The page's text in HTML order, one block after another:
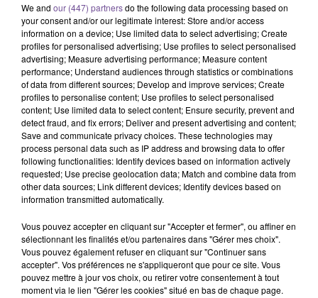
Une société du côté de Saint-Viance
recherche un Assistant Ressources
Humaines (H/F).
Une société du côté de Saint-Viance recherche un Assistant
Ressources Humaines (H/F). Vous devrez accompagner la
gestion du temps des salariés et tenir à jour le logiciel de
gestion des temps, établir des déclarations d’embauche,
gérer les éventuels accidents du travail, suivre les absences,
les congés et les heures supplémentaires, ou encore assurer
l’accueil physique et téléphonique. Le poste est à pourvoir en
CDD pour 8 mois, à temps plein. Une première expérience de
We and our (447) partnersdo the following data processing based on
your consent and/or our legitimate interest: Store and/or access
information on a device; Use limited data to select advertising; Create
profiles for personalised advertising; Use profiles to select personalised
advertising; Measure advertising performance; Measure content
performance; Understand audiences through statistics or combinations
of data from different sources; Develop and improve services; Create
profiles to personalise content; Use profiles to select personalised
content; Use limited data to select content; Ensure security, prevent and
detect fraud, and fix errors; Deliver and present advertising and content;
Save and communicate privacy choices. These technologies may
process personal data such as IP address and browsing data to offer
following functionalities: Identify devices based on information actively
requested; Use precise geolocation data; Match and combine data from
other data sources; Link different devices; Identify devices based on
information transmitted automatically.
Vous pouvez accepter en cliquant sur "Accepter et fermer", ou affiner en
sélectionnant les finalités et/ou partenaires dans "Gérer mes choix".
Vous pouvez également refuser en cliquant sur "Continuer sans
accepter". Vos préférences ne s'appliqueront que pour ce site. Vous
pouvez mettre à jour vos choix, ou retirer votre consentement à tout
moment via le lien "Gérer les cookies" situé en bas de chaque page.